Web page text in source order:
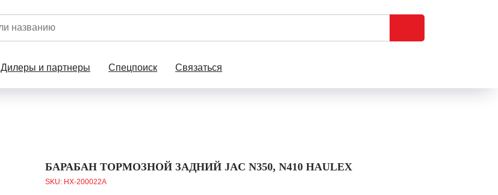
Дилеры и партнеры Спецпоиск Связаться
БАРАБАН ТОРМОЗНОЙ ЗАДНИЙ JAC N350, N410 HAULEX
SKU: HX-200022A